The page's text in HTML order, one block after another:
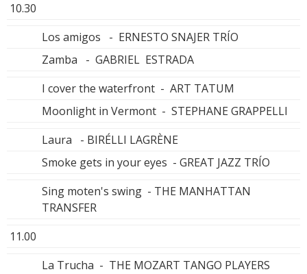
10.30
Los amigos - ERNESTO SNAJER TRÍO
Zamba - GABRIEL ESTRADA
I cover the waterfront - ART TATUM
Moonlight in Vermont - STEPHANE GRAPPELLI
Laura - BIRÉLLI LAGRÈNE
Smoke gets in your eyes - GREAT JAZZ TRÍO
Sing moten's swing - THE MANHATTAN
TRANSFER
11.00
La Trucha - THE MOZART TANGO PLAYERS